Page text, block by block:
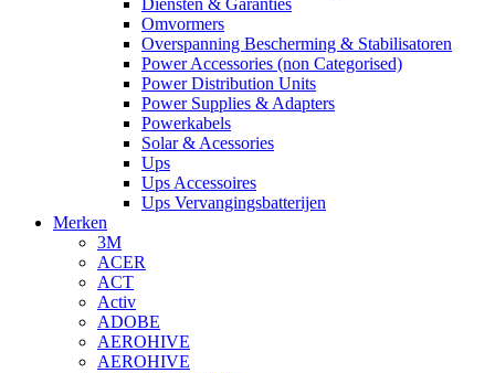
Omvormers
Overspanning Bescherming & Stabilisatoren
Power Accessories (non Categorised)
Power Distribution Units
Power Supplies & Adapters
Powerkabels
Solar & Acessories
Ups
Ups Accessoires
Ups Vervangingsbatterijen
Merken
3M
ACER
ACT
Activ
ADOBE
AEROHIVE
AEROHIVE